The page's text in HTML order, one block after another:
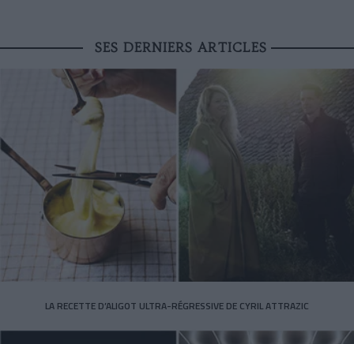
SES DERNIERS ARTICLES
LA RECETTE D’ALIGOT ULTRA-RÉGRESSIVE DE CYRIL ATTRAZIC